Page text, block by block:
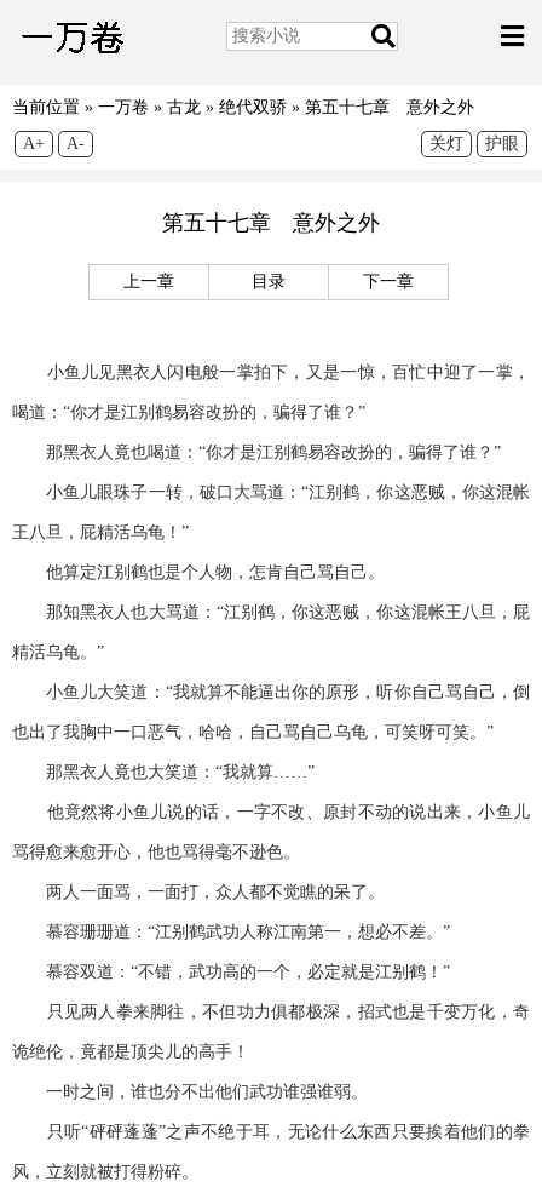
当前位置 » 一万卷 » 古龙 » 绝代双骄 » 第五十七章 意外之外
A+
A- 护眼
关灯
第五十七章 意外之外
上一章 目录 下一章
小鱼儿见黑衣人闪电般一掌拍下，又是一惊，百忙中迎了一掌，
喝道：“你才是江别鹤易容改扮的，骗得了谁？”
那黑衣人竟也喝道：“你才是江别鹤易容改扮的，骗得了谁？”
小鱼儿眼珠子一转，破口大骂道：“江别鹤，你这恶贼，你这混帐
王八旦，屁精活乌龟！”
他算定江别鹤也是个人物，怎肯自己骂自己。
那知黑衣人也大骂道：“江别鹤，你这恶贼，你这混帐王八旦，屁
精活乌龟。”
小鱼儿大笑道：“我就算不能逼出你的原形，听你自己骂自己，倒
也出了我胸中一口恶气，哈哈，自己骂自己乌龟，可笑呀可笑。”
那黑衣人竟也大笑道：“我就算……”
他竟然将小鱼儿说的话，一字不改、原封不动的说出来，小鱼儿
骂得愈来愈开心，他也骂得毫不逊色。
两人一面骂，一面打，众人都不觉瞧的呆了。
慕容珊珊道：“江别鹤武功人称江南第一，想必不差。”
慕容双道：“不错，武功高的一个，必定就是江别鹤！”
只见两人拳来脚往，不但功力俱都极深，招式也是千变万化，奇
诡绝伦，竟都是顶尖儿的高手！
一时之间，谁也分不出他们武功谁强谁弱。
只听“砰砰蓬蓬”之声不绝于耳，无论什么东西只要挨着他们的拳
风，立刻就被打得粉碎。